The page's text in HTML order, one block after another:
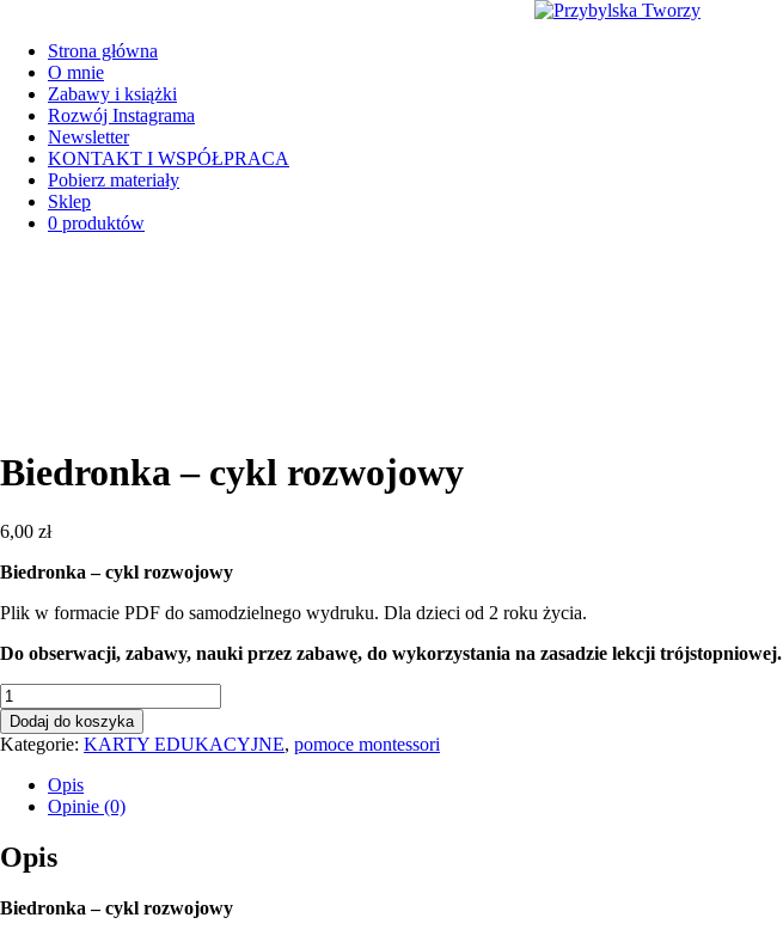
Strona główna
O mnie
Zabawy i książki
Rozwój Instagrama
Newsletter
KONTAKT I WSPÓŁPRACA
Pobierz materiały
Sklep
0 produktów
Biedronka – cykl rozwojowy
6,00 zł
Biedronka – cykl rozwojowy
Plik w formacie PDF do samodzielnego wydruku. Dla dzieci od 2 roku życia.
Do obserwacji, zabawy, nauki przez zabawę, do wykorzystania na zasadzie lekcji trójstopniowej.
ilość
Biedronka
-
cykl
rozwojowy
Dodaj do koszyka
Kategorie: KARTY EDUKACYJNE, pomoce montessori
Opis
Opinie (0)
Opis
Biedronka – cykl rozwojowy